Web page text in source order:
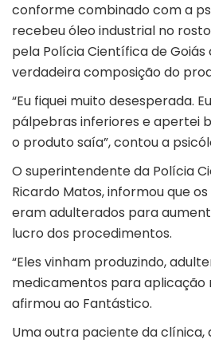
conforme combinado com a
recebeu óleo industrial no
pela Polícia Científica de
verdadeira composição do
“Eu fiquei muito desesperada.
pálpebras inferiores e apertei
o produto saía”, contou a
O superintendente da Polícia
Ricardo Matos, informou que
eram adulterados para
lucro dos procedimentos.
“Eles vinham produzindo,
medicamentos para aplicação
afirmou ao Fantástico.
Uma outra paciente da clínica,